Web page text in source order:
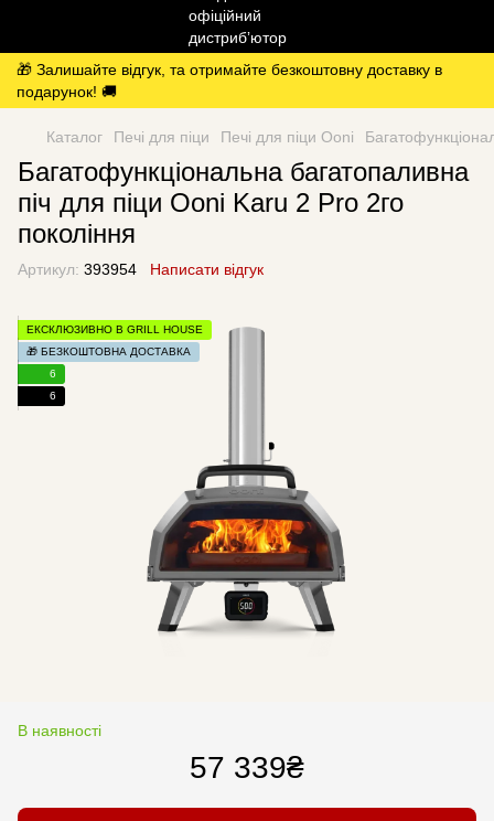
🎁 Залишайте відгук, та отримайте безкоштовну доставку в
подарунок! 🚚
Каталог Печі для піци Печі для піци Ooni
Багатофункціональна багатопаливна
піч для піци Ooni Karu 2 Pro 2го
покоління
Артикул: 393954 Написати відгук
ЕКСКЛЮЗИВНО В GRILL HOUSE
🎁 БЕЗКОШТОВНА ДОСТАВКА
6
6
В наявності
57 339₴